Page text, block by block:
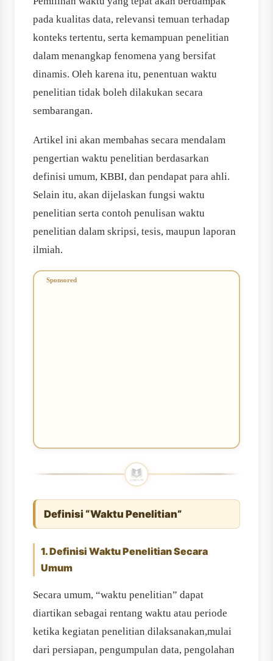
pada kualitas data, relevansi temuan terhadap
konteks tertentu, serta kemampuan penelitian
dalam menangkap fenomena yang bersifat
dinamis. Oleh karena itu, penentuan waktu
penelitian tidak boleh dilakukan secara
sembarangan.
Artikel ini akan membahas secara mendalam
pengertian waktu penelitian berdasarkan
definisi umum, KBBI, dan pendapat para ahli.
Selain itu, akan dijelaskan fungsi waktu
penelitian serta contoh penulisan waktu
penelitian dalam skripsi, tesis, maupun laporan
ilmiah.
Definisi “Waktu Penelitian”
1. Definisi Waktu Penelitian Secara
Umum
Secara umum, “waktu penelitian” dapat
diartikan sebagai rentang waktu atau periode
ketika kegiatan penelitian dilaksanakan,mulai
dari persiapan, pengumpulan data, pengolahan